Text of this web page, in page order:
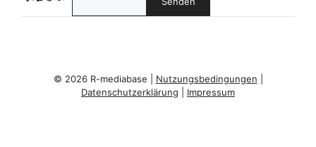
© 2026 R-mediabase | Nutzungsbedingungen
Datenschutzerklärung
Impressum